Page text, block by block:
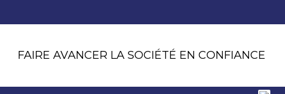
FAIRE AVANCER LA SOCIÉTÉ EN CONFIANCE